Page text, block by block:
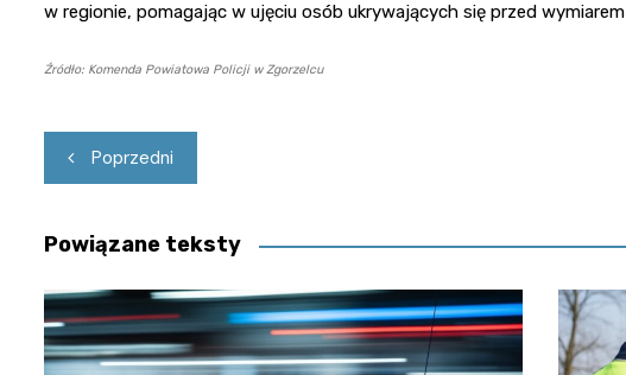
w regionie, pomagając w ujęciu osób ukrywających się przed
Źródło: Komenda Powiatowa Policji w Zgorzelcu
Nawigacja
wpisu
Poprzedni
Powiązane teksty